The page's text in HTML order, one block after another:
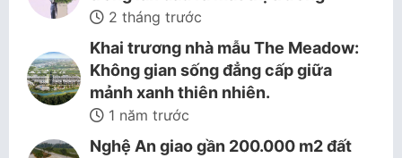
2 tháng trước
Khai trương nhà mẫu The Meadow:
Không gian sống đẳng cấp giữa
mảnh xanh thiên nhiên.
1 năm trước
Nghệ An giao gần 200.000 m2 đất